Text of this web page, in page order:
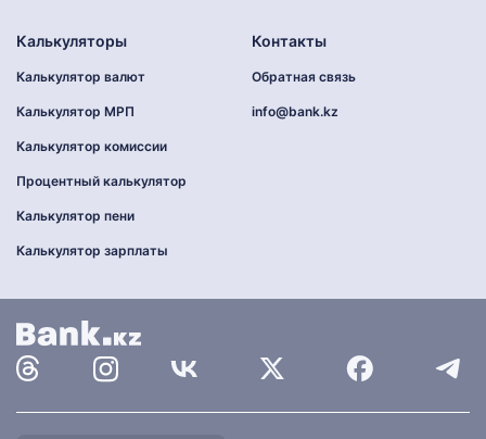
Калькуляторы
Калькулятор валют
Калькулятор МРП
Калькулятор комиссии
Процентный калькулятор
Калькулятор пени
Калькулятор зарплаты
Контакты
Обратная связь
info@bank.kz